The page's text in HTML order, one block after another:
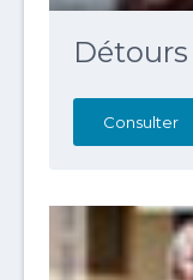
Détours
Consulter